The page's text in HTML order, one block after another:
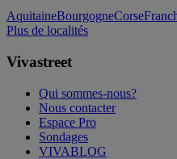
AquitaineBourgogneCorse
Plus de localités
Vivastreet
Qui sommes-nous?
Nous contacter
Espace Pro
Sondages
VIVABLOG